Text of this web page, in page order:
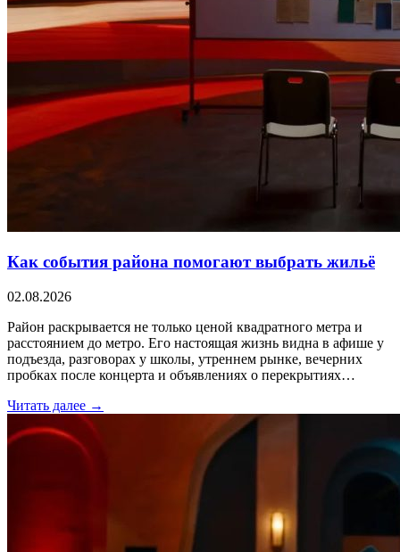
Как события района помогают выбрать жильё
02.08.2026
Район раскрывается не только ценой квадратного метра и
расстоянием до метро. Его настоящая жизнь видна в афише у
подъезда, разговорах у школы, утреннем рынке, вечерних
пробках после концерта и объявлениях о перекрытиях…
Читать далее →